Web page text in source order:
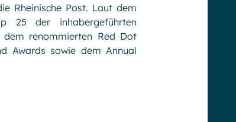
Rheinische Post. Laut dem
25 der inhabergeführten
renommierten Red Dot
Awards sowie dem Annual